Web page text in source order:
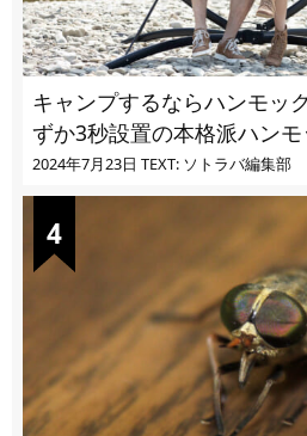
キャンプするならハンモ
ずか3秒設置の本格派ハン
的過ぎる
2024年7月23日 TEXT: ソトラバ編集部